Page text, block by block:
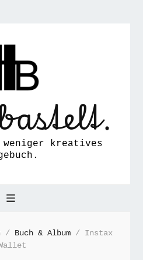
weniger kreatives
/ Buch & Album / Instax